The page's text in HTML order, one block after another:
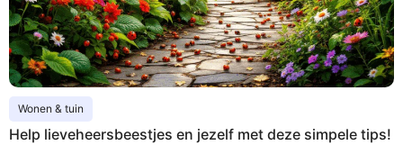
Wonen & tuin
Help lieveheersbeestjes en jezelf met deze simpele tips!